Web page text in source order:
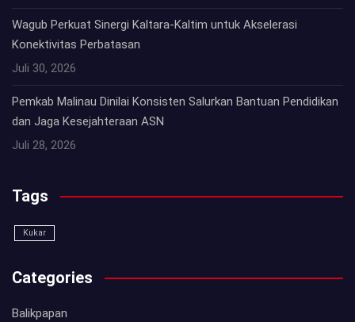
Wagub Perkuat Sinergi Kaltara-Kaltim untuk Akselerasi
Konektivitas Perbatasan
Juli 30, 2026
Pemkab Malinau Dinilai Konsisten Salurkan Bantuan Pendidikan
dan Jaga Kesejahteraan ASN
Juli 28, 2026
Tags
Kukar
Categories
Balikpapan